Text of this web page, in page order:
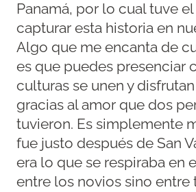
Panamá, por lo cual tuve
capturar esta historia en
Algo que me encanta de
es que puedes presenciar
culturas se unen y
gracias al amor que dos
tuvieron. Es simplemente
fue justo después de San
era lo que se respiraba en
entre los novios sino entre